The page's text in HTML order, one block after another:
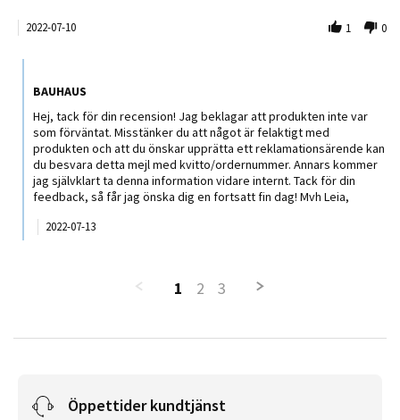
2022-07-10 1 0
BAUHAUS
Hej, tack för din recension! Jag beklagar att produkten inte var
som förväntat. Misstänker du att något är felaktigt med
produkten och att du önskar upprätta ett reklamationsärende kan
du besvara detta mejl med kvitto/ordernummer. Annars kommer
jag självklart ta denna information vidare internt. Tack för din
feedback, så får jag önska dig en fortsatt fin dag! Mvh Leia,
2022-07-13
1 2 3
Öppettider kundtjänst